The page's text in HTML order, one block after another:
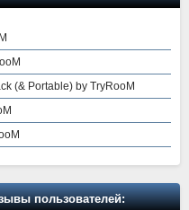
(& Portable) by TryRooM
пользователей: